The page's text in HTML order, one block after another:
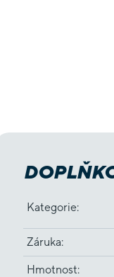
Kategorie:
Záruka:
Hmotnost: